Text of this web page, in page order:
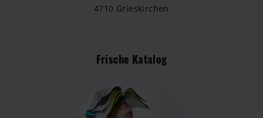
4710 Grieskirchen
Frische Katalog